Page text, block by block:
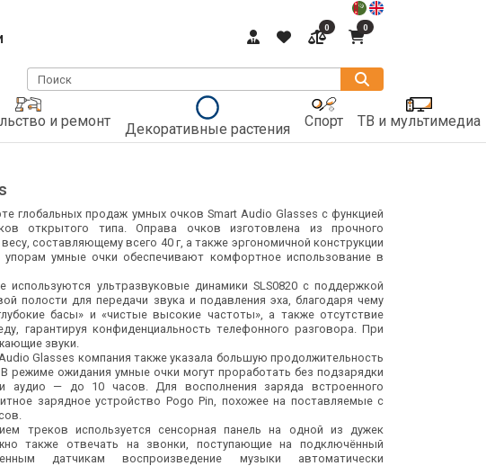
0 0
Поиск
и ремонт Декоративные растения Спорт ТВ и мультимедиа
глобальных продаж умных очков Smart Audio Glasses с функцией
открытого типа. Оправа очков изготовлена из прочного
составляющему всего 40 г, а также эргономичной конструкции
умные очки обеспечивают комфортное использование в
ультразвуковые динамики SLS0820 с поддержкой
полости для передачи звука и подавления эха, благодаря чему
басы» и «чистые высокие частоты», а также отсутствие
гарантируя конфиденциальность телефонного разговора. При
звуки.
Glasses компания также указала большую продолжительность
режиме ожидания умные очки могут проработать без подзарядки
аудио — до 10 часов. Для восполнения заряда встроенного
зарядное устройство Pogo Pin, похожее на поставляемые с
треков используется сенсорная панель на одной из дужек
также отвечать на звонки, поступающие на подключённый
датчикам воспроизведение музыки автоматически